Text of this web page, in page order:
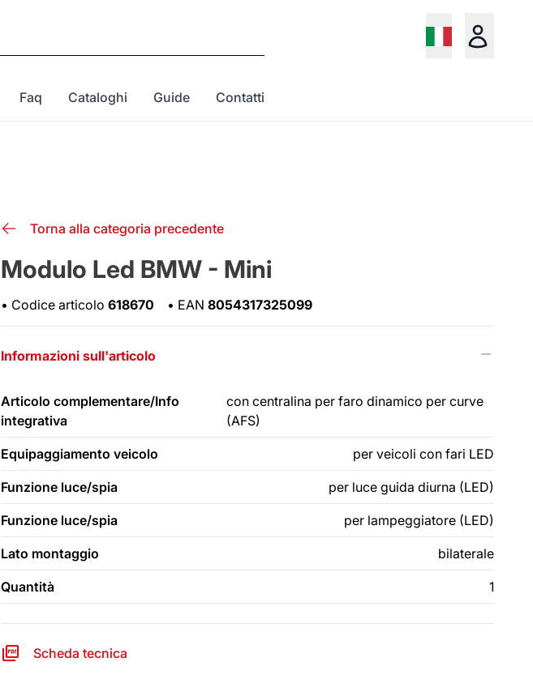
Faq Cataloghi Guide Contatti
Torna alla categoria precedente
Modulo Led BMW - Mini
• Codice articolo 618670 • EAN 8054317325099
Informazioni sull'articolo
Articolo complementare/Info
integrativa
con centralina per faro dinamico per curve
(AFS)
Equipaggiamento veicolo per veicoli con fari LED
Funzione luce/spia per luce guida diurna (LED)
Funzione luce/spia per lampeggiatore (LED)
Lato montaggio bilaterale
Quantità 1
Scheda tecnica